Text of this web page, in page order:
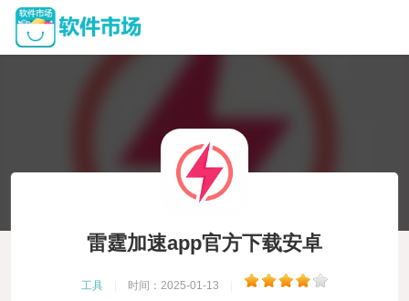
雷霆加速app官方下载安卓
工具 时间：2025-01-13